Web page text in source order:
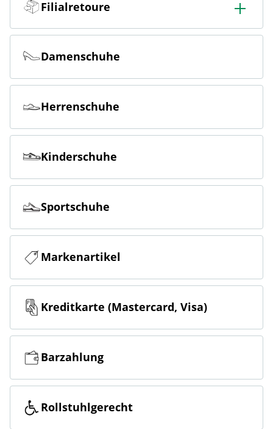
Filialretoure
Online bestellen & kostenlos in der Filiale zurückgeben
Damenschuhe
Herrenschuhe
Kinderschuhe
Sportschuhe
Markenartikel
Kreditkarte (Mastercard, Visa)
Barzahlung
Rollstuhlgerecht